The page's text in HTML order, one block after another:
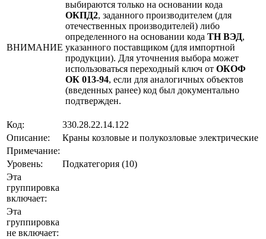
ВНИМАНИЕ
выбираются только на основании кода
ОКПД2, заданного производителем (для
отечественных производителей) либо
определенного на основании кода ТН ВЭД,
указанного поставщиком (для импортной
продукции). Для уточнения выбора может
использоваться переходный ключ от ОКОФ
ОК 013-94, если для аналогичных объектов
(введенных ранее) код был документально
подтвержден.
Код:
330.28.22.14.122
Описание:
Краны козловые и полукозловые электрические
Примечание:
Уровень:
Подкатегория (10)
Эта
группировка
включает:
Эта
группировка
не включает: